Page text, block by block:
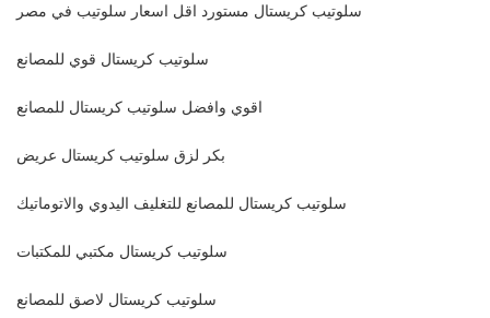
سلوتيب كريستال مستورد اقل اسعار سلوتيب في مصر
سلوتيب كريستال قوي للمصانع
اقوي وافضل سلوتيب كريستال للمصانع
بكر لزق سلوتيب كريستال عريض
سلوتيب كريستال للمصانع للتغليف اليدوي والاتوماتيك
سلوتيب كريستال مكتبي للمكتبات
سلوتيب كريستال لاصق للمصانع